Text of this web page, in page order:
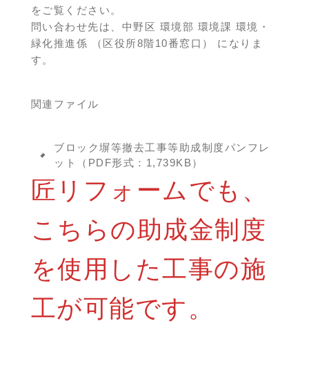
をご覧ください。
問い合わせ先は、中野区 環境部 環境課 環境・
緑化推進係 （区役所8階10番窓口） になりま
す。
関連ファイル
ブロック塀等撤去工事等助成制度パンフレ
ット（PDF形式：1,739KB）
匠リフォームでも、
こちらの助成金制度
を使用した工事の施
工が可能です。